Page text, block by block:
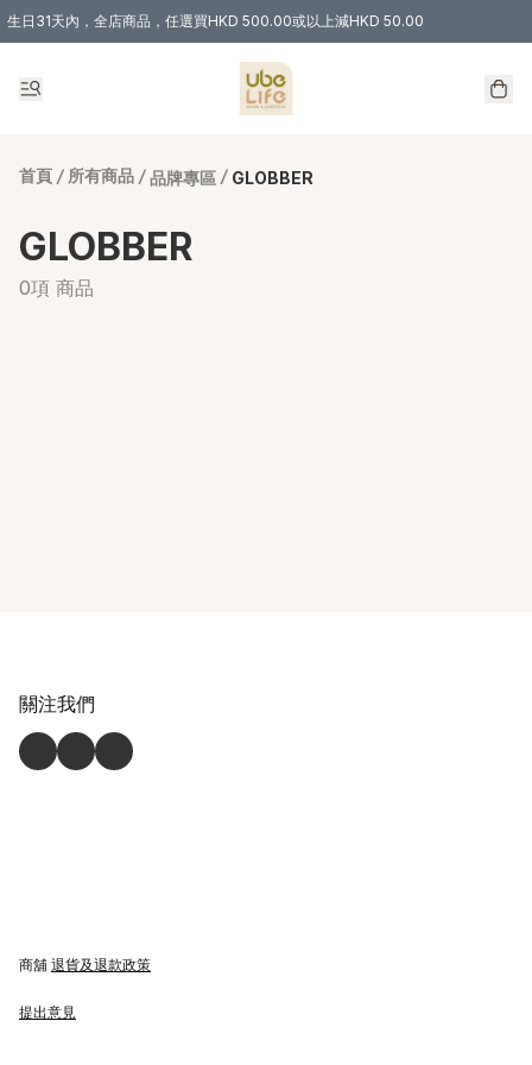
生日31天內，全店商品，任選買HKD 500.00或以上減HKD 50.00
購物滿 HKD 300.00即享免運費優惠！（適用於 特定的送貨方式 )
首頁 / 所有商品 / 品牌專區 / GLOBBER
GLOBBER
0項 商品
關注我們
商舖 退貨及退款政策
提出意見